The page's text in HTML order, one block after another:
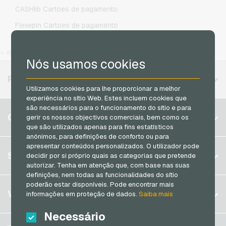
Nós usamos cookies
Utilizamos cookies para lhe proporcionar a melhor
experiência no sítio Web. Estes incluem cookies que
são necessários para o funcionamento do sítio e para
gerir os nossos objectivos comerciais, bem como os
que são utilizados apenas para fins estatísticos
anónimos, para definições de conforto ou para
apresentar conteúdos personalizados. O utilizador pode
decidir por si próprio quais as categorias que pretende
autorizar. Tenha em atenção que, com base nas suas
definições, nem todas as funcionalidades do sítio
poderão estar disponíveis. Pode encontrar mais
informações em proteção de dados.Saiba mais
Necessário
Simyo Recarga de celular
Vodafone Recarga de celular
CASHlib Cartoes de pagamento
Flexepin Cartoes de pagamento
MuchBetter Cartoes de pagamento
PCS Cartoes de pagamento
Razer Gold Cartoes de pagamento
Transcash Cartoes de pagamento
REGIÕES DISPONÍVEIS
Bélgica
Brasil
Alemanha (DE)
Alemanha (EN)
França
Itália
Países Baixos
CONTA
Registrar
Log in
Meu carrinho
SERVIÇO
FAQ
Termos e condicoes&Direito de arrependimento
VGO-SHOP